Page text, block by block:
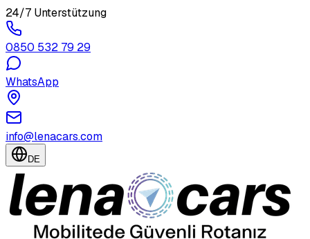
24/7 Unterstützung
0850 532 79 29
WhatsApp
info@lenacars.com
DE